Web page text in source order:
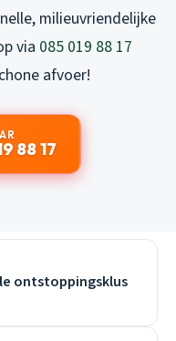
milieuvriendelijke
via 085 019 88 17
afvoer!
88 17
ontstoppingsklus